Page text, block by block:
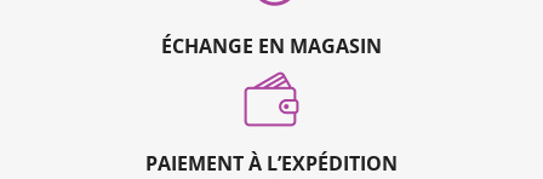
ÉCHANGE EN MAGASIN
PAIEMENT À L’EXPÉDITION